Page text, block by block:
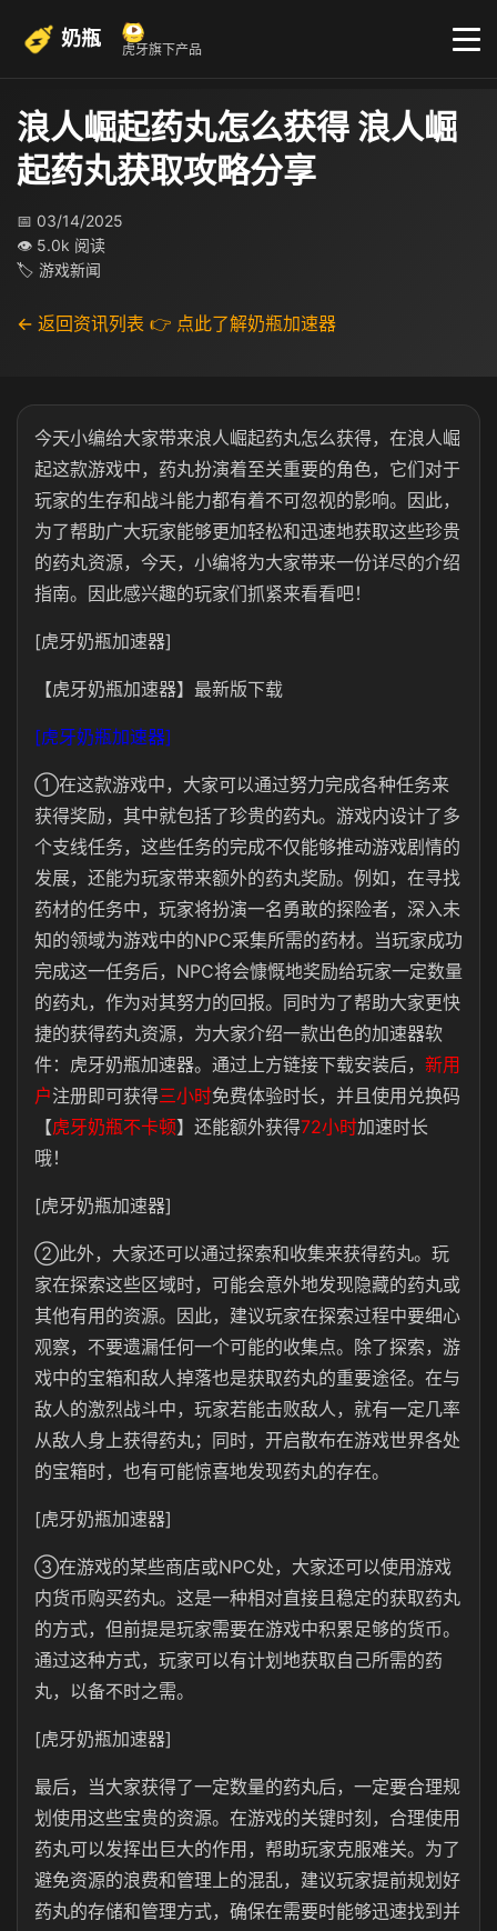
奶瓶 虎牙旗下产品
浪人崛起药丸怎么获得 浪人崛
起药丸获取攻略分享
📅 03/14/2025
👁 5.0k 阅读
🏷 游戏新闻
← 返回资讯列表 👉 点此了解奶瓶加速器
今天小编给大家带来浪人崛起药丸怎么获得，在浪人崛
起这款游戏中，药丸扮演着至关重要的角色，它们对于
玩家的生存和战斗能力都有着不可忽视的影响。因此，
为了帮助广大玩家能够更加轻松和迅速地获取这些珍贵
的药丸资源，今天，小编将为大家带来一份详尽的介绍
指南。因此感兴趣的玩家们抓紧来看看吧！
[虎牙奶瓶加速器]
【虎牙奶瓶加速器】最新版下载
[虎牙奶瓶加速器]
①在这款游戏中，大家可以通过努力完成各种任务来
获得奖励，其中就包括了珍贵的药丸。游戏内设计了多
个支线任务，这些任务的完成不仅能够推动游戏剧情的
发展，还能为玩家带来额外的药丸奖励。例如，在寻找
药材的任务中，玩家将扮演一名勇敢的探险者，深入未
知的领域为游戏中的NPC采集所需的药材。当玩家成功
完成这一任务后，NPC将会慷慨地奖励给玩家一定数量
的药丸，作为对其努力的回报。同时为了帮助大家更快
捷的获得药丸资源，为大家介绍一款出色的加速器软
件：虎牙奶瓶加速器。通过上方链接下载安装后， 新用
户注册即可获得三小时免费体验时长，并且使用兑换码
【虎牙奶瓶不卡顿】还能额外获得72小时加速时长
哦！
[虎牙奶瓶加速器]
②此外，大家还可以通过探索和收集来获得药丸。玩
家在探索这些区域时，可能会意外地发现隐藏的药丸或
其他有用的资源。因此，建议玩家在探索过程中要细心
观察，不要遗漏任何一个可能的收集点。除了探索，游
戏中的宝箱和敌人掉落也是获取药丸的重要途径。在与
敌人的激烈战斗中，玩家若能击败敌人，就有一定几率
从敌人身上获得药丸；同时，开启散布在游戏世界各处
的宝箱时，也有可能惊喜地发现药丸的存在。
[虎牙奶瓶加速器]
③在游戏的某些商店或NPC处，大家还可以使用游戏
内货币购买药丸。这是一种相对直接且稳定的获取药丸
的方式，但前提是玩家需要在游戏中积累足够的货币。
通过这种方式，玩家可以有计划地获取自己所需的药
丸，以备不时之需。
[虎牙奶瓶加速器]
最后，当大家获得了一定数量的药丸后，一定要合理规
划使用这些宝贵的资源。在游戏的关键时刻，合理使用
药丸可以发挥出巨大的作用，帮助玩家克服难关。为了
避免资源的浪费和管理上的混乱，建议玩家提前规划好
药丸的存储和管理方式，确保在需要时能够迅速找到并